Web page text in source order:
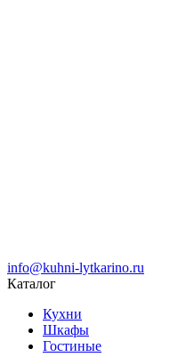
info@kuhni-lytkarino.ru
Каталог
Кухни
Шкафы
Гостиные